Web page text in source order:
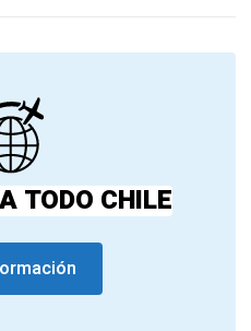
TODO CHILE